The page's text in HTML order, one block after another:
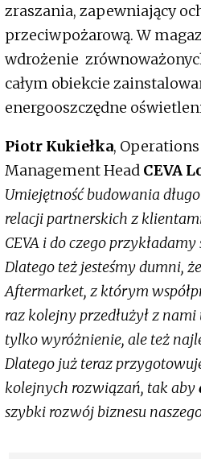
zraszania, zapewniający
przeciwpożarową. W
wdrożenie
całym obiekcie
energooszczędne
Piotr Kukiełka,
Management Head CEVA
Umiejętność budowania
relacji partnerskich z
CEVA i do czego
Dlatego też jesteśmy dumni,
Aftermarket, z którym
raz kolejny przedłużył z
tylko wyróżnienie, ale też
Dlatego już teraz
kolejnych rozwiązań, tak aby
szybki rozwój biznesu